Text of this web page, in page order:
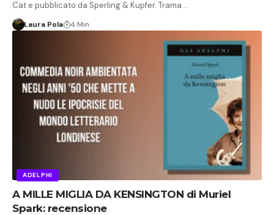
Cat e pubblicato da Sperling & Kupfer. Trama…
Laura Pola 4 Min
ADELPHI
A MILLE MIGLIA DA KENSINGTON di Muriel
Spark: recensione